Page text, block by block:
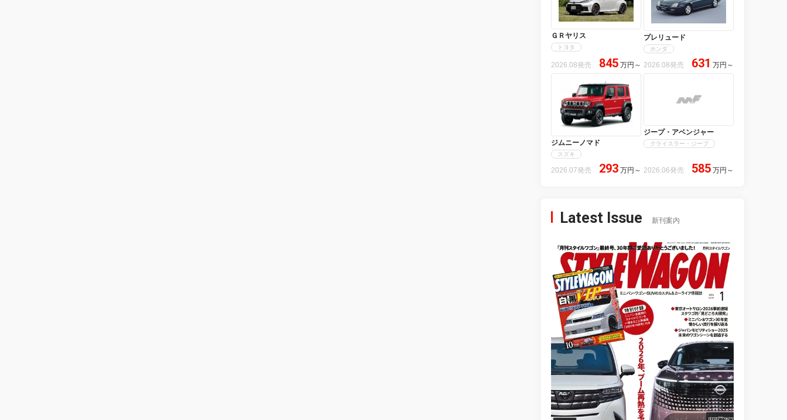
ＧＲヤリス
トヨタ
2026.08発売 845 万円 ～
プレリュード
ホンダ
2026.08発売 631 万円 ～
ジムニーノマド
スズキ
2026.07発売 293 万円 ～
ジープ・アベンジャー
クライスラー・ジープ
2026.06発売 585 万円 ～
Latest Issue 新刊案内